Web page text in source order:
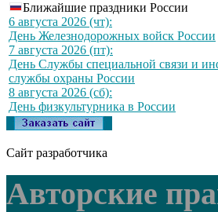
Ближайшие праздники России
6 августа 2026 (чт):
День Железнодорожных войск России
7 августа 2026 (пт):
День Службы специальной связи и
службы охраны России
8 августа 2026 (сб):
День физкультурника в России
Сайт разработчика
Авторские